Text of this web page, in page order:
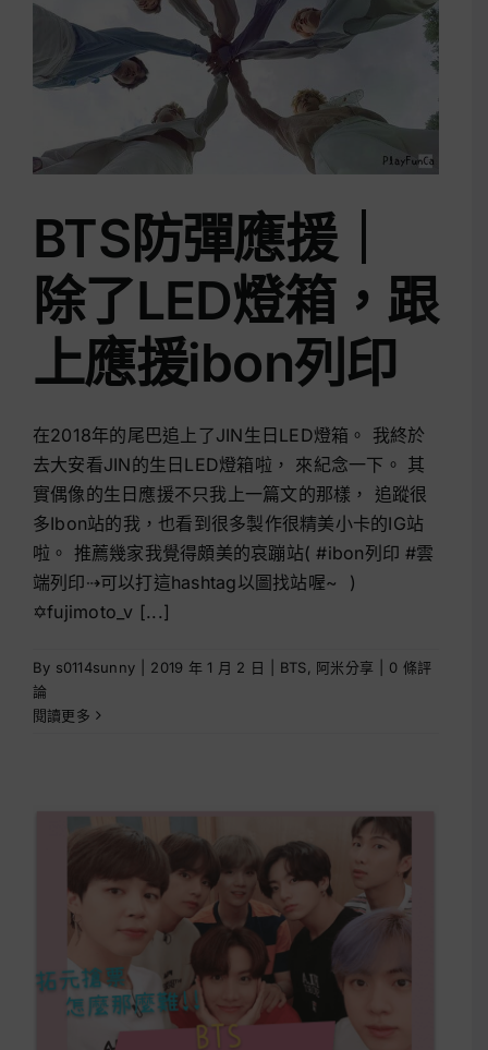
BTS防彈應援｜
除了LED燈箱，跟
上應援ibon列印
在2018年的尾巴追上了JIN生日LED燈箱。 我終於
去大安看JIN的生日LED燈箱啦， 來紀念一下。 其
實偶像的生日應援不只我上一篇文的那樣， 追蹤很
多Ibon站的我，也看到很多製作很精美小卡的IG站
啦。 推薦幾家我覺得頗美的哀蹦站( #ibon列印 #雲
端列印⇢可以打這hashtag以圖找站喔~ )
✡fujimoto_v [...]
By s0114sunny 2019 年 1 月 2 日 BTS, 阿米分享
0 條評
論
閱讀更多